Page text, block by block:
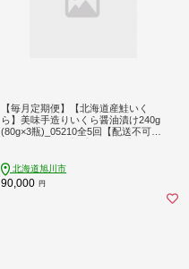
【毎月定期便】【北海道産鮭いく
ら】美味手造りいくら醤油漬け240g
(80g×3瓶)_05210全5回【配送不可地
北海道旭川市
90,000 円